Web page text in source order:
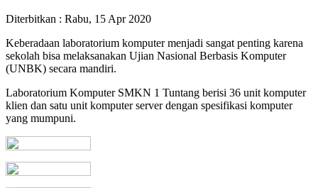
Diterbitkan : Rabu, 15 Apr 2020
Keberadaan laboratorium komputer menjadi sangat penting karena
sekolah bisa melaksanakan Ujian Nasional Berbasis Komputer
(UNBK) secara mandiri.
Laboratorium Komputer SMKN 1 Tuntang berisi 36 unit komputer
klien dan satu unit komputer server dengan spesifikasi komputer
yang mumpuni.